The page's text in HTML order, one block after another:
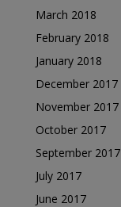
March 2018
February 2018
January 2018
December 2017
November 2017
October 2017
September 2017
July 2017
June 2017